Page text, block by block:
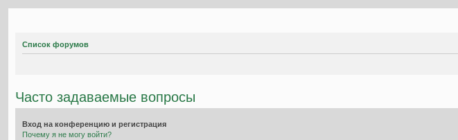
Список форумов
Часто задаваемые вопросы
Вход на конференцию и регистрация
Почему я не могу войти?